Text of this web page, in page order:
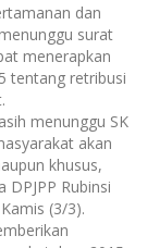
dan
surat
menerapkan
tentang retribusi
menunggu SK
akan
khusus,
Rubinsi
(3/3).